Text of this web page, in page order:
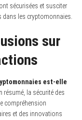
sécurisées et susciter
dans les cryptomonnaies.
sur
est-elle
résumé, la sécurité des
compréhension
et des innovations